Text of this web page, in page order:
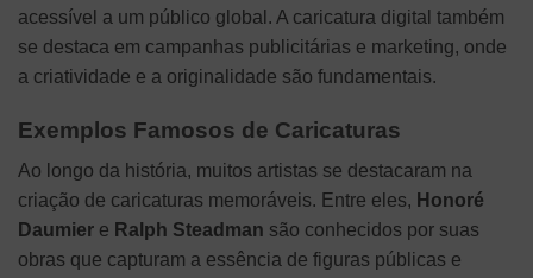
acessível a um público global. A caricatura digital também
se destaca em campanhas publicitárias e marketing, onde
a criatividade e a originalidade são fundamentais.
Exemplos Famosos de Caricaturas
Ao longo da história, muitos artistas se destacaram na
criação de caricaturas memoráveis. Entre eles, Honoré
Daumier e Ralph Steadman são conhecidos por suas
obras que capturam a essência de figuras públicas e